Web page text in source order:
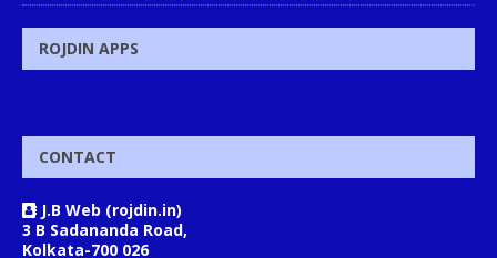
ROJDIN APPS
CONTACT
J.B Web (rojdin.in)
3 B Sadananda Road,
Kolkata-700 026